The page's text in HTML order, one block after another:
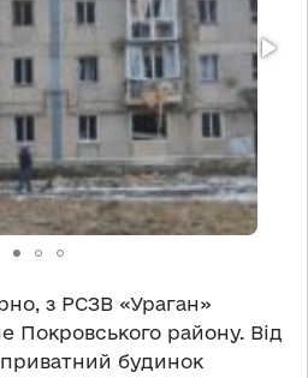
з РСЗВ «Ураган»
Покровського району. Від
будинок